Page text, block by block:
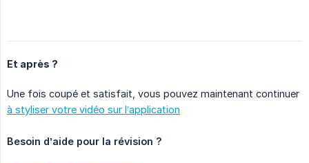
Et après ?
Une fois coupé et satisfait, vous pouvez maintenant continuer
à styliser votre vidéo sur l’application
Besoin d’aide pour la révision ?